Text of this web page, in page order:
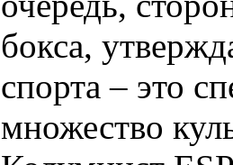
бокса,
спорта – это
множество